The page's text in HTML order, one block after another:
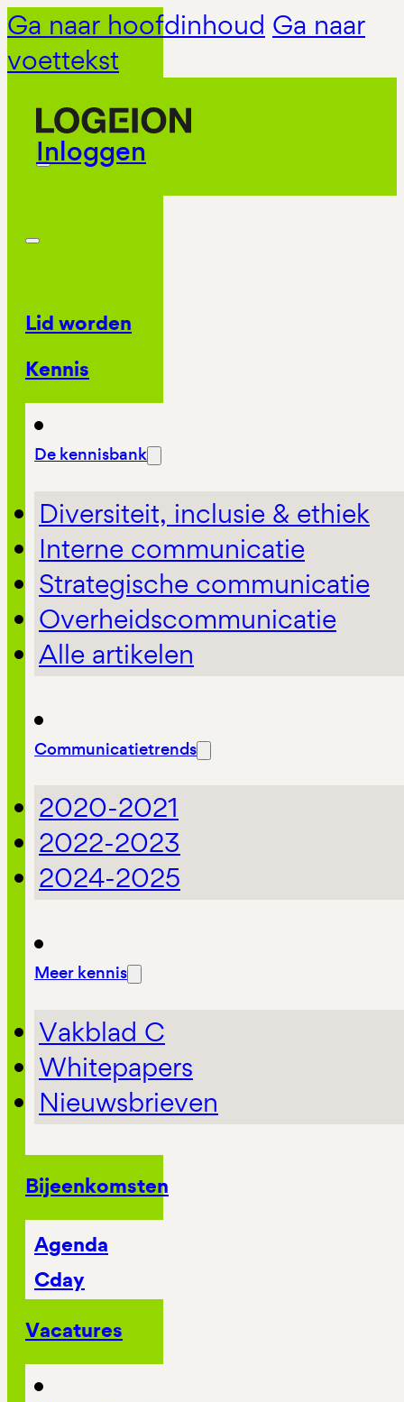
Ga naar hoofdinhoud Ga naar
voettekst
Inloggen
Lid worden
Kennis
De kennisbank
Diversiteit, inclusie & ethiek
Interne communicatie
Strategische communicatie
Overheidscommunicatie
Alle artikelen
Communicatietrends
2020-2021
2022-2023
2024-2025
Meer kennis
Vakblad C
Whitepapers
Nieuwsbrieven
Bijeenkomsten
Agenda
Cday
Vacatures